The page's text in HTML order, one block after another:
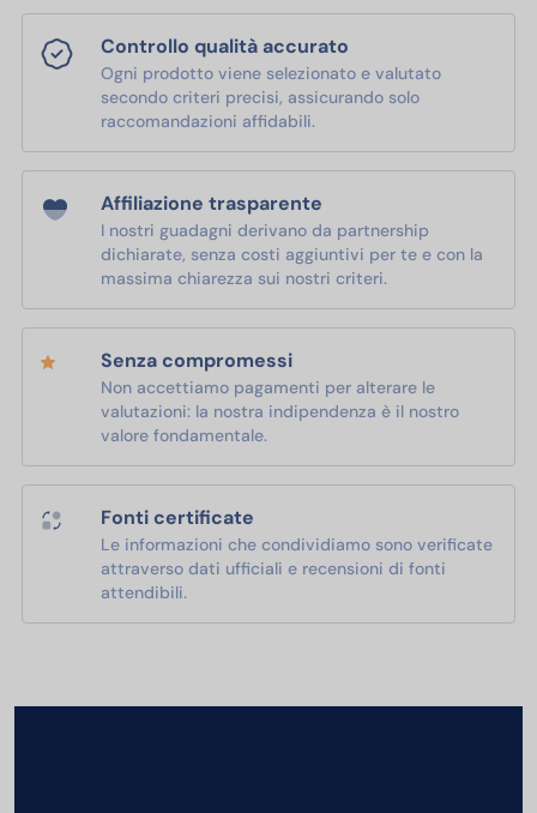
Controllo qualità accurato
Ogni prodotto viene selezionato e valutato
secondo criteri precisi, assicurando solo
raccomandazioni affidabili.
Affiliazione trasparente
I nostri guadagni derivano da partnership
dichiarate, senza costi aggiuntivi per te e con la
massima chiarezza sui nostri criteri.
Senza compromessi
Non accettiamo pagamenti per alterare le
valutazioni: la nostra indipendenza è il nostro
valore fondamentale.
Fonti certificate
Le informazioni che condividiamo sono verificate
attraverso dati ufficiali e recensioni di fonti
attendibili.